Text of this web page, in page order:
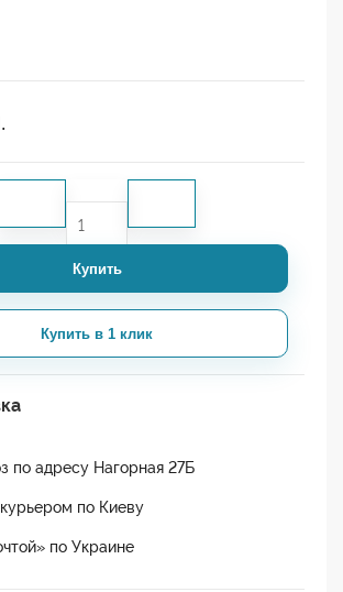
Купить
Купить в 1 клик
по адресу Нагорная 27Б
по Киеву
по Украине